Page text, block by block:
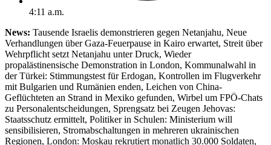
4:11 a.m.
News: Tausende Israelis demonstrieren gegen Netanjahu, Neue
Verhandlungen über Gaza-Feuerpause in Kairo erwartet, Streit über
Wehrpflicht setzt Netanjahu unter Druck, Wieder
propalästinensische Demonstration in London, Kommunalwahl in
der Türkei: Stimmungstest für Erdogan, Kontrollen im Flugverkehr
mit Bulgarien und Rumänien enden, Leichen von China-
Geflüchteten an Strand in Mexiko gefunden, Wirbel um FPÖ-Chats
zu Personalentscheidungen, Sprengsatz bei Zeugen Jehovas:
Staatsschutz ermittelt, Politiker in Schulen: Ministerium will
sensibilisieren, Stromabschaltungen in mehreren ukrainischen
Regionen, London: Moskau rekrutiert monatlich 30.000 Soldaten,